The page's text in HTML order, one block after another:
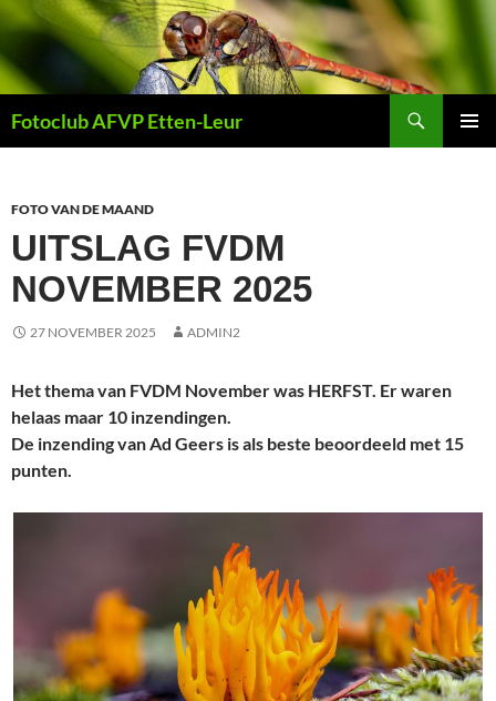
Ga
naar
de
inhoud
Fotoclub AFVP Etten-Leur
FOTO VAN DE MAAND
UITSLAG FVDM
NOVEMBER 2025
27 NOVEMBER 2025 ADMIN2
Het thema van FVDM November was HERFST. Er waren
helaas maar 10 inzendingen.
De inzending van Ad Geers is als beste beoordeeld met 15
punten.